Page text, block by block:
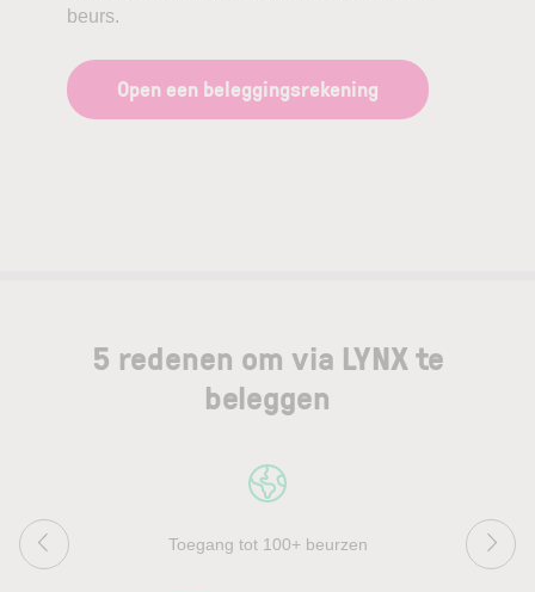
beurs.
Open een beleggingsrekening
5 redenen om via LYNX te
beleggen
Toegang tot 100+ beurzen